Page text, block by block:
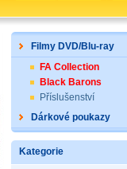
Filmy DVD/Blu-ray
FA Collection
Black Barons
Příslušenství
Dárkové poukazy
Kategorie